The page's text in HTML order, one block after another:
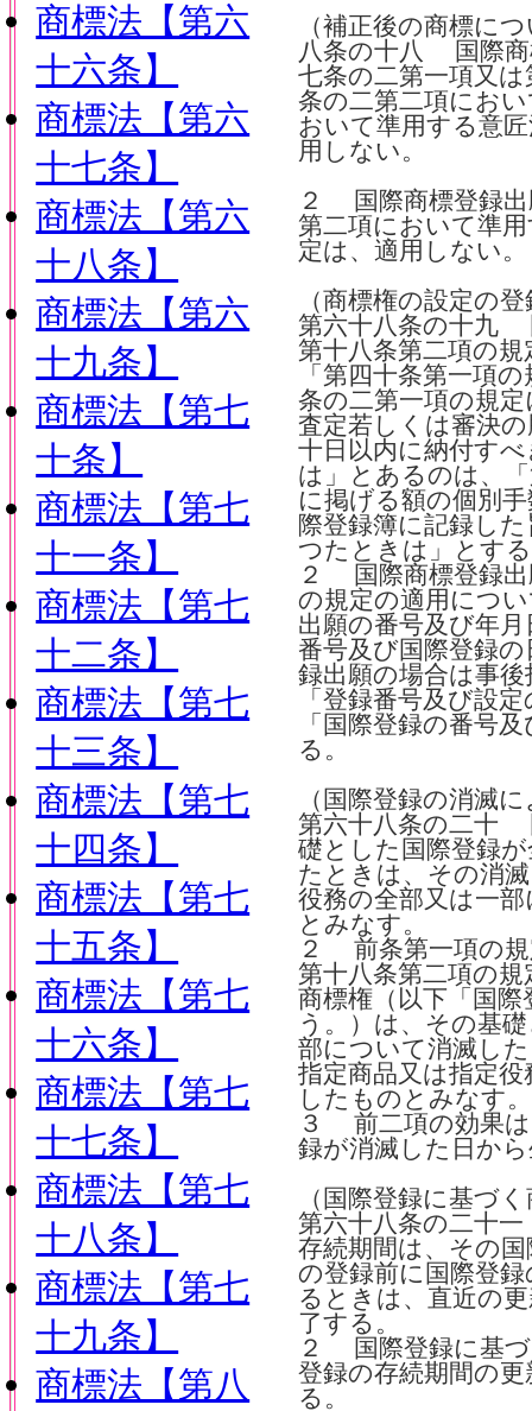
（補正後の商標に
八条の十八 国際商
七条の二第一項又
条の二第二項にお
おいて準用する意
用しない。
２ 国際商標登録出
第二項において準
定は、適用しない。
（商標権の設定の
第六十八条の十九
第十八条第二項の
「第四十条第一項
条の二第一項の規
査定若しくは審決
十日以内に納付す
は」とあるのは、
に掲げる額の個別
際登録簿に記録し
つたときは」とす
２ 国際商標登録出
の規定の適用につ
出願の番号及び年
番号及び国際登録
録出願の場合は事
「登録番号及び設
「国際登録の番号
る。
（国際登録の消滅
第六十八条の二十
礎とした国際登録
たときは、その消
役務の全部又は一
とみなす。
２ 前条第一項の規
第十八条第二項の
商標権（以下「国
う。）は、その基
部について消滅し
指定商品又は指定
したものとみなす。
３ 前二項の効果は
録が消滅した日か
（国際登録に基づ
第六十八条の二十
存続期間は、その
の登録前に国際登
るときは、直近の
了する。
２ 国際登録に基づ
登録の存続期間の
る。
商標法【第六
十六条】
商標法【第六
十七条】
商標法【第六
十八条】
商標法【第六
十九条】
商標法【第七
十条】
商標法【第七
十一条】
商標法【第七
十二条】
商標法【第七
十三条】
商標法【第七
十四条】
商標法【第七
十五条】
商標法【第七
十六条】
商標法【第七
十七条】
商標法【第七
十八条】
商標法【第七
十九条】
商標法【第八